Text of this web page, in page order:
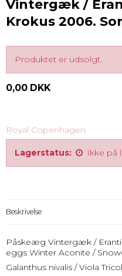
Vintergæk /
Krokus 2006.
Produktet er udsolgt.
0,00 DKK
Royal Copenhagen
Lagerstatus: Ikke på
Beskrivelse
Påskeæg Vintergæk /
eggs Winter Aconite /
Galanthus nivalis / Viola